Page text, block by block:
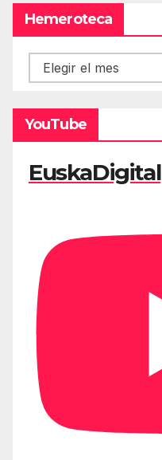
Hemeroteca
Hemeroteca
YouTube
EuskaDigital